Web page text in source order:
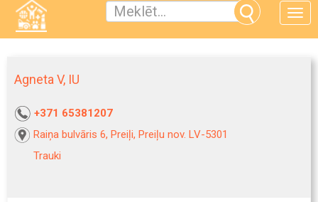
Toggle
Agneta V, IU
+371 65381207
Raiņa bulvāris 6, Preiļi, Preiļu nov. LV-5301
Trauki